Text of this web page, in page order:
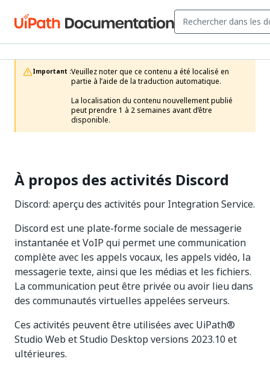
Important :Veuillez noter que ce contenu a été localisé en
partie à l’aide de la traduction automatique.
La localisation du contenu nouvellement publié
peut prendre 1 à 2 semaines avant d’être
disponible.
À propos des activités Discord
Discord: aperçu des activités pour Integration Service.
Discord est une plate-forme sociale de messagerie
instantanée et VoIP qui permet une communication
complète avec les appels vocaux, les appels vidéo, la
messagerie texte, ainsi que les médias et les fichiers.
La communication peut être privée ou avoir lieu dans
des communautés virtuelles appelées serveurs.
Ces activités peuvent être utilisées avec UiPath®
Studio Web et Studio Desktop versions 2023.10 et
ultérieures.